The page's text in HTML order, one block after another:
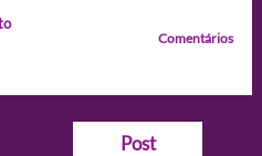
Comentários
Post